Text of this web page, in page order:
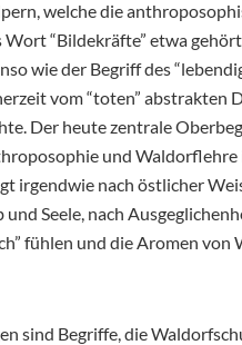
welche die
Wort “Bildekräfte” etwa
wie der Begriff des
vom “toten” abstrakten
Der heute zentrale
und Waldorflehre
irgendwie nach östlicher
und Seele, nach
fühlen und die Aromen von
sind Begriffe, die